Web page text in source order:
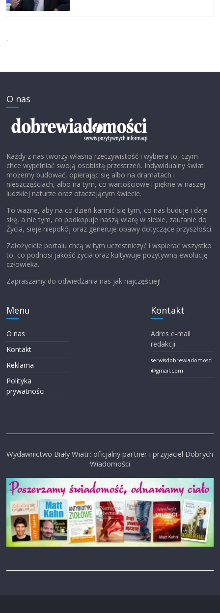
.
O nas
Każdy z nas tworzy własną rzeczywistość i wybiera to, czym
chce wypełniać swoją osobistą przestrzeń. Indywidualny świat
możemy budować, opierając się albo na dramatach i
nieszczęściach, albo na tym, co wartościowe i piękne w naszej
ludzkiej naturze oraz otaczającym świecie.
To ważne, aby na co dzień karmić się tym, co nas buduje i daje
siłę, a nie tym, co podkopuje naszą wiarę w siebie, zaufanie do
Życia, sieje niepokój oraz generuje obawy dotyczące przyszłości.
Założyciele portalu chcą w tym uczestniczyć i wspierać wszystko
to, co podnosi jakość życia oraz kultywuje pozytywną ewolucję
człowieka.
Zapraszamy do odwiedzania nas jak najczęściej!
Menu
O nas
Kontakt
Reklama
Polityka
prywatności
Kontakt
Adres e-mail
redakcji:
serwisdobrewiadomosci
@gmail.com
Wydawnictwo Biały Wiatr: oficjalny partner i przyjaciel Dobrych
Wiadomości